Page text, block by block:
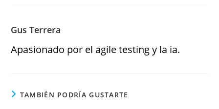
Gus Terrera
Apasionado por el agile testing y la ia.
TAMBIÉN PODRÍA GUSTARTE